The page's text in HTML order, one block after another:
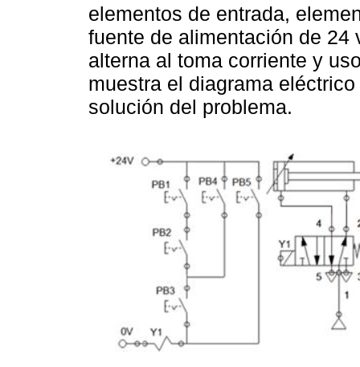
elementos de entrada,
fuente de alimentación de
alterna al toma corriente y
muestra el diagrama
solución del problema.